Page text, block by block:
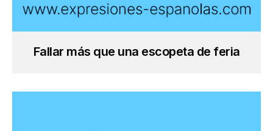
Fallar más que una escopeta de feria